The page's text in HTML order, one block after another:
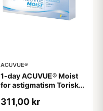
ACUVUE®
1-day ACUVUE® Moist
for astigmatism Toriske /
Endagslinser
311,00 kr